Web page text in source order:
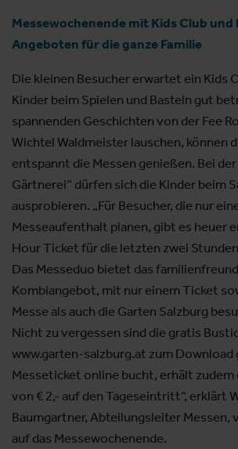
Messewochenende mit Kids Club
Angeboten für die ganze Familie
Die kleinen Besucher erwartet ein Kids
Kinder beim Spielen und Basteln gut
spannenden Geschichten von der Fee
Wichtel Waldmeister lauschen, können
entspannt die Messen genießen. Bei
Gärtnerei“ dürfen sich die Kinder beim
ausprobieren. „Für Besucher, die nur
Messeaufenthalt planen, gibt es heuer
Hour Ticket für die letzten zwei
Das Messeduo bietet das
Kombiangebot, mit nur einem Ticket
Messe als auch die Garten Salzburg
Nicht zu vergessen sind die gratis
www.garten-salzburg.at zum Download
Messeticket online bucht, erhält zudem
von € 2,- auf den Tageseintritt“, erklärt
Baumgartner, Abteilungsleiter Messen,
auf das Messewochenende.